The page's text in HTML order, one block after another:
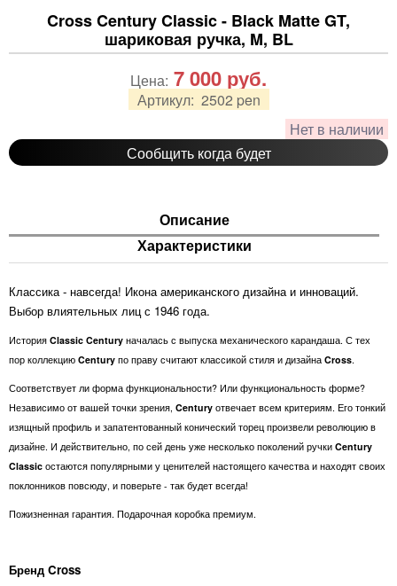
Cross Century Classic - Black Matte GT,
шариковая ручка, M, BL
Артикул: 2502 pen
Нет в наличии
Сообщить когда будет
Цена: 7 000 руб.
Описание
Характеристики
Классика - навсегда! Икона американского дизайна и инноваций.
Выбор влиятельных лиц с 1946 года.
История Classic Century началась с выпуска механического карандаша. С тех
пор коллекцию Century по праву считают классикой стиля и дизайна Cross.
Соответствует ли форма функциональности? Или функциональность форме?
Независимо от вашей точки зрения, Century отвечает всем критериям. Его тонкий
изящный профиль и запатентованный конический торец произвели революцию в
дизайне. И действительно, по сей день уже несколько поколений ручки Century
Classic остаются популярными у ценителей настоящего качества и находят своих
поклонников повсюду, и поверьте - так будет всегда!
Пожизненная гарантия. Подарочная коробка премиум.
Бренд Cross